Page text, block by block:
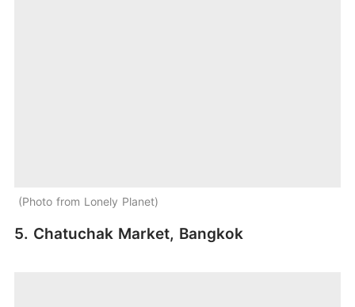
Photo from Lonely Planet
5. Chatuchak Market, Bangkok